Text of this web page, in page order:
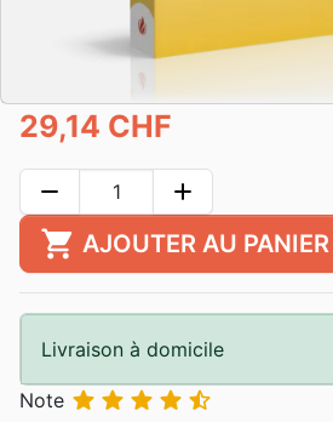
29,14 CHF
remove add
shopping_cart AJOUTER AU PANIER
Livraison à domicile
Note     